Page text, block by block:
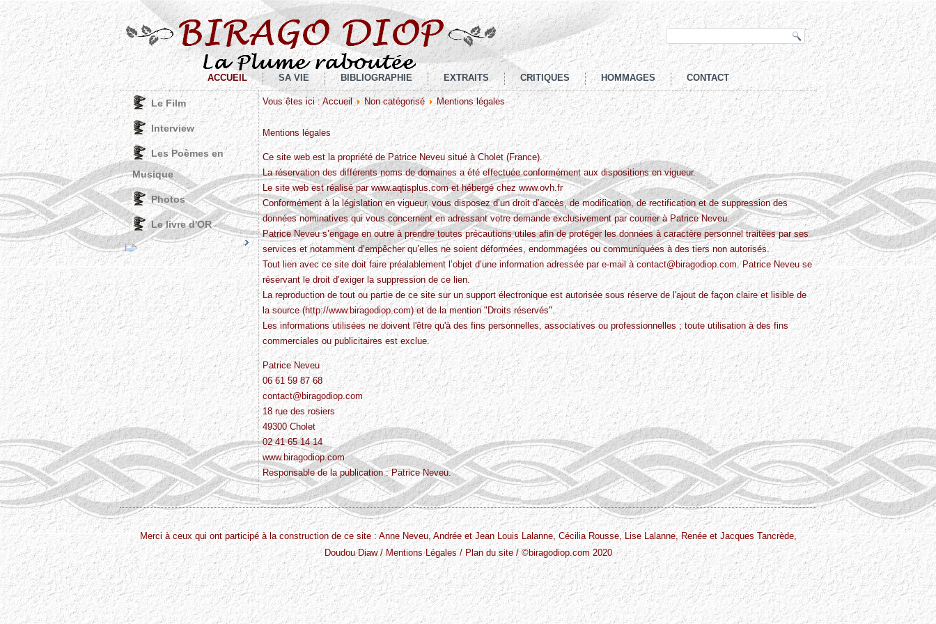
ACCUEIL SA VIE BIBLIOGRAPHIE EXTRAITS CRITIQUES HOMMAGES CONTACT
Le Film
Interview
Les Poèmes en
Musique
Photos
Le livre d'OR
© Free Joomla! 3 Modules- by
VinaGecko.com
Vous êtes ici : Accueil Non catégorisé Mentions légales
Mentions légales
Ce site web est la propriété de Patrice Neveu situé à Cholet (France).
La réservation des différents noms de domaines a été effectuée conformément aux dispositions en vigueur.
Le site web est réalisé par www.aqtisplus.com et hébergé chez www.ovh.fr
Conformément à la législation en vigueur, vous disposez d’un droit d’accès, de modification, de rectification et de suppression des
données nominatives qui vous concernent en adressant votre demande exclusivement par courrier à Patrice Neveu.
Patrice Neveu s’engage en outre à prendre toutes précautions utiles afin de protéger les données à caractère personnel traitées par ses
services et notamment d’empêcher qu’elles ne soient déformées, endommagées ou communiquées à des tiers non autorisés.
Tout lien avec ce site doit faire préalablement l’objet d’une information adressée par e-mail àcontact@biragodiop.com.Patrice Neveu se
réservant le droit d’exiger la suppression de ce lien.
La reproduction de tout ou partie de ce site sur un support électronique est autorisée sous réserve de l'ajout de façon claire et lisible de
la source (http://www.biragodiop.com) et de la mention "Droits réservés".
Les informations utilisées ne doivent l'être qu'à des fins personnelles, associatives ou professionnelles ; toute utilisation à des fins
commerciales ou publicitaires est exclue.
Patrice Neveu
06 61 59 87 68
contact@biragodiop.com
18 rue des rosiers
49300 Cholet
02 41 65 14 14
www.biragodiop.com
Responsable de la publication : Patrice Neveu.
Merci à ceux qui ont participé à la construction de ce site : Anne Neveu, Andrée et Jean Louis Lalanne, Cécilia Rousse, Lise Lalanne, Renée et Jacques Tancrède,
Doudou Diaw / Mentions Légales/ Plan du site/ ©biragodiop.com 2020